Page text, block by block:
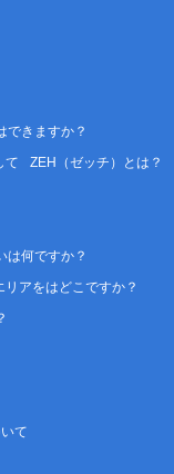
できますか？
て
ZEH（ゼッチ）とは？
は何ですか？
アをはどこですか？
て